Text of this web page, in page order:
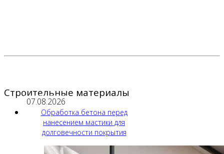
Строительные материалы
07.08.2026
Обработка бетона перед
нанесением мастики для
долговечности покрытия